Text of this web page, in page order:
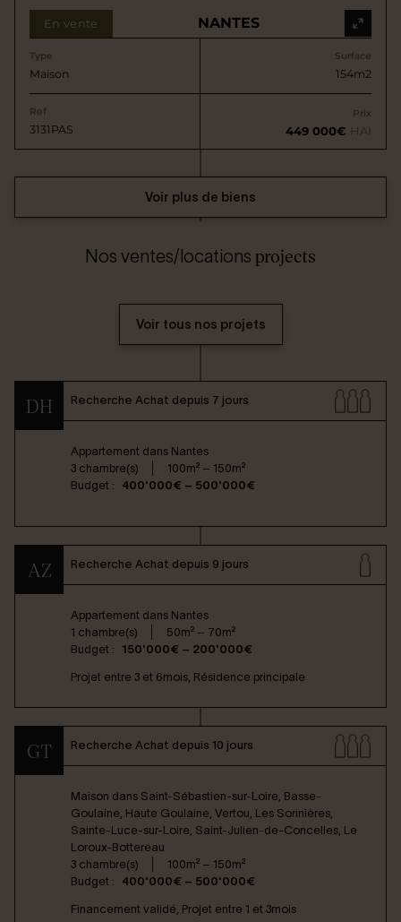
En vente NANTES
Type
Maison
Surface
154m2
Ref
3131PAS
Prix
449 000€ HAI
Voir plus de biens
Nos ventes/locations projects
Voir tous nos projets
DH Recherche Achat depuis 7 jours
Appartement dans Nantes
3 chambre(s)
100m² – 150m²
Budget :
400'000€ – 500'000€
AZ Recherche Achat depuis 9 jours
Appartement dans Nantes
1 chambre(s)
50m² – 70m²
Budget :
150'000€ – 200'000€
Projet entre 3 et 6mois, Résidence principale
GT Recherche Achat depuis 10 jours
Maison dans Saint-Sébastien-sur-Loire, Basse-
Goulaine, Haute Goulaine, Vertou, Les Sorinières,
Sainte-Luce-sur-Loire, Saint-Julien-de-Concelles, Le
Loroux-Bottereau
3 chambre(s)
100m² – 150m²
Budget :
400'000€ – 500'000€
Financement validé, Projet entre 1 et 3mois